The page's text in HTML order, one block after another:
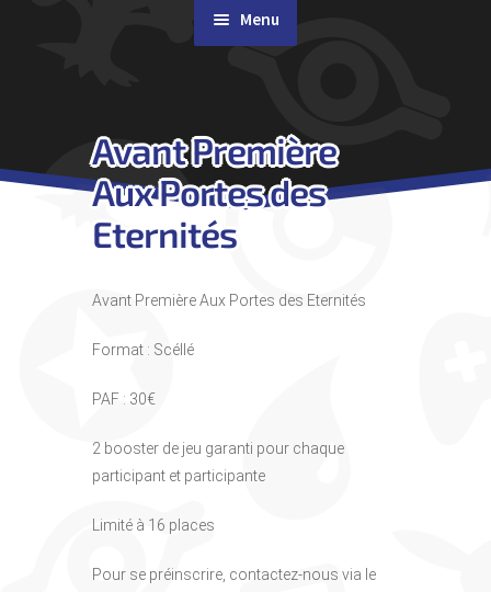
Menu
Agenda
Contact & Accès
Avant Première
Aux Portes des
Eternités
Avant Première Aux Portes des Eternités
Format : Scéllé
PAF : 30€
2 booster de jeu garanti pour chaque
participant et participante
Limité à 16 places
Pour se préinscrire, contactez-nous via le